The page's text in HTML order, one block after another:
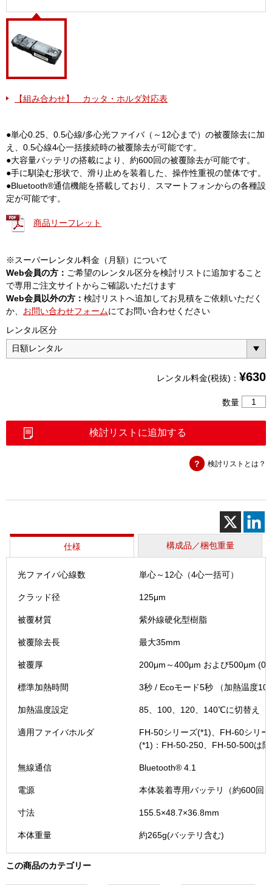
【組み合わせ】 カッタ・ホルダ対応表
●単心0.25、0.5心線/多心光ファイバ（～12心まで）の被覆除去に加
え、0.5心線4心一括接続時の被覆除去が可能です。
●大容量バッテリの搭載により、約600回の被覆除去が可能です。
●手に馴染む形状で、滑り止めを装着した、操作性重視の筐体です。
●Bluetooth®通信機能を搭載しており、スマートフォンからの各種設
定が可能です。
商品リーフレット
※スーパーレンタル料金（月額）について
Web会員の方： ご希望のレンタル区分を検討リストに追加すること
で専用ご注文サイトからご確認いただけます
Web会員以外の方： 検討リストへ追加してお見積をご依頼いただく
か、 お問い合わせフォームにてお問い合わせください
レンタル区分
レンタル料金(税抜)： ¥630
数量
イ
ト
リ
ッ
（
検討リストに追加する
検討リストとは？
仕様 構成品／梱包重量
光ファイバ心線数 単心～12心（4心一括可）
クラッド径 125μm
被覆材質 紫外線硬化型樹脂
被覆除去長 最大35mm
被覆厚 200μm～400μm および500μm
標準加熱時間 3秒 / Ecoモード5秒 （加熱温度
加熱温度設定 85、100、120、140℃に切替え
適用ファイバホルダ
FH-50シリーズ(*1)、FH-60シリ
(*1)：FH-50-250、FH-50-500は
無線通信 Bluetooth® 4.1
電源 本体装着専用バッテリ（約600回
寸法 155.5×48.7×36.8mm
本体重量 約265g(バッテリ含む)
この商品のカテゴリー